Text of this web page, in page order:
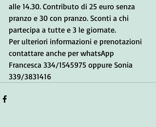
alle 14.30. Contributo di 25 euro senza
pranzo e 30 con pranzo. Sconti a chi
partecipa a tutte e 3 le giornate.
Per ulteriori informazioni e prenotazioni
contattare anche per whatsApp
Francesca 334/1545975 oppure Sonia
339/3831416